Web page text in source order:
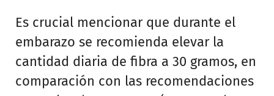
Es crucial mencionar que durante el
embarazo se recomienda elevar la
cantidad diaria de fibra a 30 gramos, en
comparación con las recomendaciones